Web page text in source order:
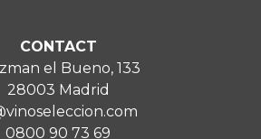
CONTACT
el Bueno, 133
28003 Madrid
0800 90 73 69